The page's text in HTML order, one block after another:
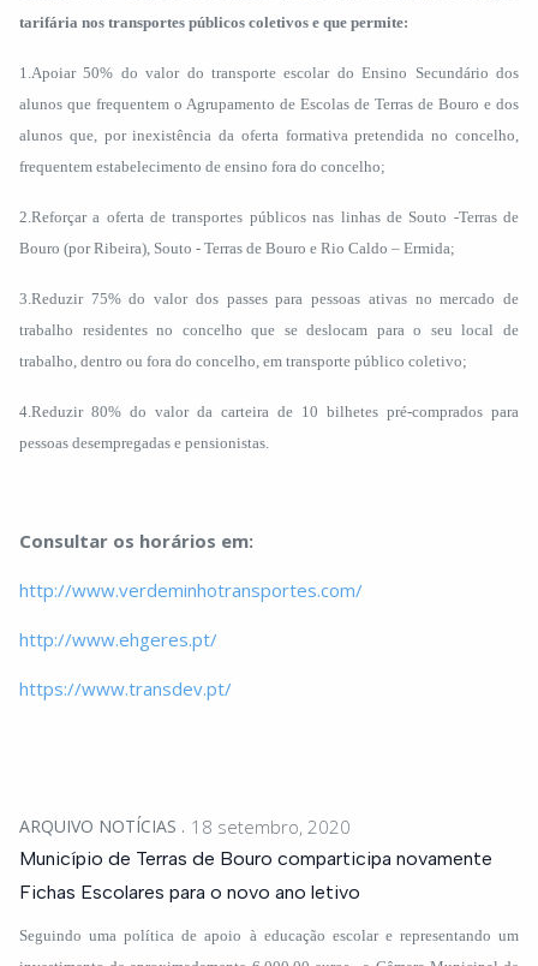
tarifária nos transportes públicos coletivos e que permite:
1.Apoiar 50% do valor do transporte escolar do Ensino Secundário dos
alunos que frequentem o Agrupamento de Escolas de Terras de Bouro e dos
alunos que, por inexistência da oferta formativa pretendida no concelho,
frequentem estabelecimento de ensino fora do concelho;
2.Reforçar a oferta de transportes públicos nas linhas de Souto -Terras de
Bouro (por Ribeira), Souto - Terras de Bouro e Rio Caldo – Ermida;
3.Reduzir 75% do valor dos passes para pessoas ativas no mercado de
trabalho residentes no concelho que se deslocam para o seu local de
trabalho, dentro ou fora do concelho, em transporte público coletivo;
4.Reduzir 80% do valor da carteira de 10 bilhetes pré-comprados para
pessoas desempregadas e pensionistas.
Consultar os horários em:
http://www.verdeminhotransportes.com/
http://www.ehgeres.pt/
https://www.transdev.pt/
ARQUIVO NOTÍCIAS 18 setembro, 2020
Município de Terras de Bouro comparticipa novamente
Fichas Escolares para o novo ano letivo
Seguindo uma política de apoio à educação escolar e representando um